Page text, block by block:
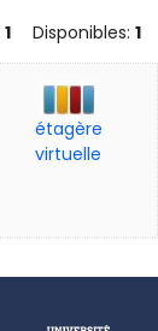
1 Disponibles: 1
étagère
virtuelle